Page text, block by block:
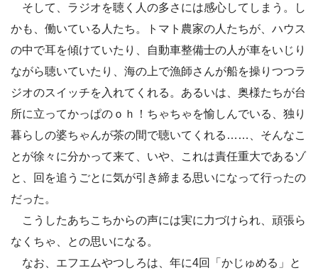
そして、ラジオを聴く人の多さには感心してしまう。し
かも、働いている人たち。トマト農家の人たちが、ハウス
の中で耳を傾けていたり、自動車整備士の人が車をいじり
ながら聴いていたり、海の上で漁師さんが船を操りつつラ
ジオのスイッチを入れてくれる。あるいは、奥様たちが台
所に立ってかっぱのｏｈ！ちゃちゃを愉しんでいる、独り
暮らしの婆ちゃんが茶の間で聴いてくれる……、そんなこ
とが徐々に分かって来て、いや、これは責任重大であるゾ
と、回を追うごとに気が引き締まる思いになって行ったの
だった。
こうしたあちこちからの声には実に力づけられ、頑張ら
なくちゃ、との思いになる。
なお、エフエムやつしろは、年に4回「かじゅめる」と